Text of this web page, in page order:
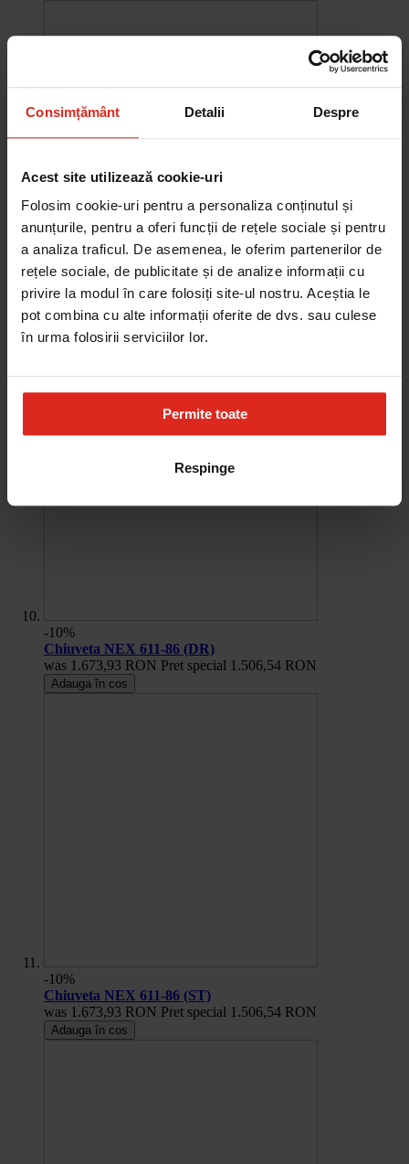
Consimțământ Detalii Despre
Acest site utilizează cookie-uri
Folosim cookie-uri pentru a personaliza conținutul și
anunțurile, pentru a oferi funcții de rețele sociale și pentru
a analiza traficul. De asemenea, le oferim partenerilor de
rețele sociale, de publicitate și de analize informații cu
privire la modul în care folosiți site-ul nostru. Aceștia le
pot combina cu alte informații oferite de dvs. sau culese
în urma folosirii serviciilor lor.
Permite toate
Respinge
-10%
Chiuveta Maris MRG 610-60
was 2.580,20 RON Pret special 2.322,18 RON
Adauga în cos
-10%
Chiuveta NEX 611-86 (DR)
was 1.673,93 RON Pret special 1.506,54 RON
Adauga în cos
-10%
Chiuveta NEX 611-86 (ST)
was 1.673,93 RON Pret special 1.506,54 RON
Adauga în cos